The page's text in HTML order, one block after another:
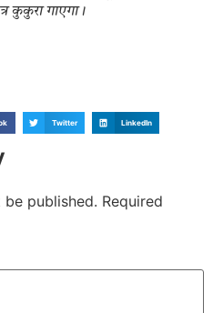
कुकुरा गाएगा।
Twitter LinkedIn
published. Required